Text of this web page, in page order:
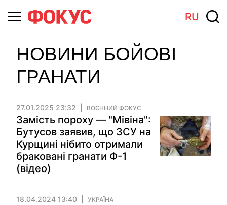
RU
НОВИНИ БОЙОВІ
ГРАНАТИ
27.01.2025 23:32 ВОЄННИЙ ФОКУС
Замість пороху — "Мівіна":
Бутусов заявив, що ЗСУ на
Курщині нібито отримали
браковані гранати Ф-1
(відео)
18.04.2024 13:40 УКРАЇНА